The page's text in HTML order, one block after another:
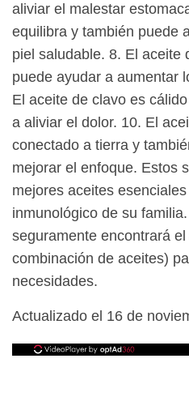
aliviar el malestar
equilibra y también puede
piel saludable. 8. El aceite
puede ayudar a aumentar
El aceite de clavo es
a aliviar el dolor. 10. El
conectado a tierra y
mejorar el enfoque. Estos
mejores aceites
inmunológico de su
seguramente encontrará
combinación de aceites)
necesidades.
Actualizado el 16 de